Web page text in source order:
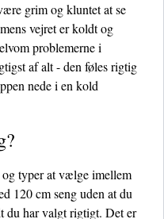
grim og kluntet at se
vejret er koldt og
problemerne i
af alt - den føles rigtig
nede i en kold
og typer at vælge imellem
120 cm seng uden at du
du har valgt rigtigt. Det er